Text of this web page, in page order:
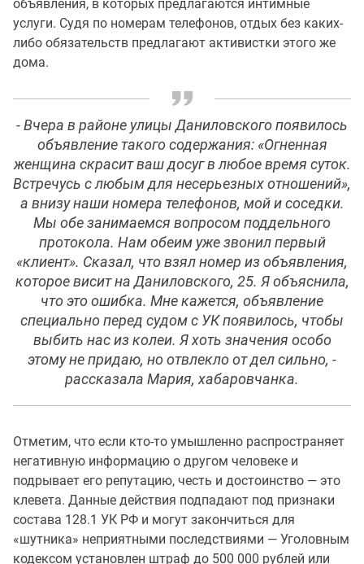
объявления, в которых предлагаются интимные
услуги. Судя по номерам телефонов, отдых без каких-
либо обязательств предлагают активистки этого же
дома.
- Вчера в районе улицы Даниловского появилось
объявление такого содержания: «Огненная
женщина скрасит ваш досуг в любое время суток.
Встречусь с любым для несерьезных отношений»,
а внизу наши номера телефонов, мой и соседки.
Мы обе занимаемся вопросом поддельного
протокола. Нам обеим уже звонил первый
«клиент». Сказал, что взял номер из объявления,
которое висит на Даниловского, 25. Я объяснила,
что это ошибка. Мне кажется, объявление
специально перед судом с УК появилось, чтобы
выбить нас из колеи. Я хоть значения особо
этому не придаю, но отвлекло от дел сильно, -
рассказала Мария, хабаровчанка.
Отметим, что если кто-то умышленно распространяет
негативную информацию о другом человеке и
подрывает его репутацию, честь и достоинство — это
клевета. Данные действия подпадают под признаки
состава 128.1 УК РФ и могут закончиться для
«шутника» неприятными последствиями — Уголовным
кодексом установлен штраф до 500 000 рублей или